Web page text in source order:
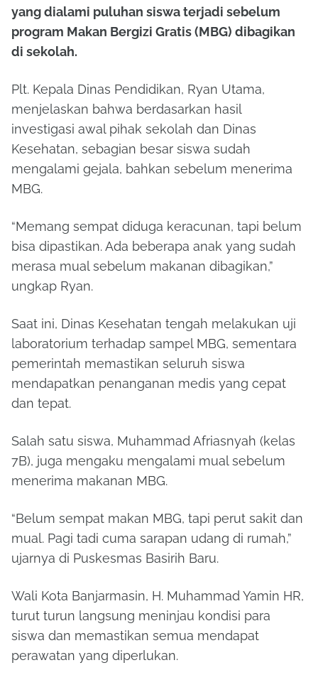
yang dialami puluhan siswa terjadi sebelum
program Makan Bergizi Gratis (MBG) dibagikan
di sekolah.
Plt. Kepala Dinas Pendidikan, Ryan Utama,
menjelaskan bahwa berdasarkan hasil
investigasi awal pihak sekolah dan Dinas
Kesehatan, sebagian besar siswa sudah
mengalami gejala, bahkan sebelum menerima
MBG.
“Memang sempat diduga keracunan, tapi belum
bisa dipastikan. Ada beberapa anak yang sudah
merasa mual sebelum makanan dibagikan,”
ungkap Ryan.
Saat ini, Dinas Kesehatan tengah melakukan uji
laboratorium terhadap sampel MBG, sementara
pemerintah memastikan seluruh siswa
mendapatkan penanganan medis yang cepat
dan tepat.
Salah satu siswa, Muhammad Afriasnyah (kelas
7B), juga mengaku mengalami mual sebelum
menerima makanan MBG.
“Belum sempat makan MBG, tapi perut sakit dan
mual. Pagi tadi cuma sarapan udang di rumah,”
ujarnya di Puskesmas Basirih Baru.
Wali Kota Banjarmasin, H. Muhammad Yamin HR,
turut turun langsung meninjau kondisi para
siswa dan memastikan semua mendapat
perawatan yang diperlukan.